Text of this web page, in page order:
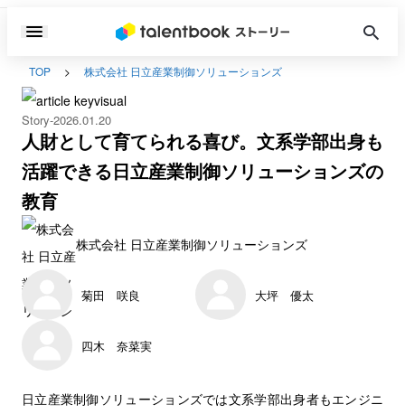
TOP 株式会社 日立産業制御ソリューションズ
Story 2026.01.20
人財として育てられる喜び。文系学部出身も
活躍できる日立産業制御ソリューションズの
教育
株式会社 日立産業制御ソリューションズ
菊田 咲良 大坪 優太
四木 奈菜実
日立産業制御ソリューションズでは文系学部出身者もエンジニ